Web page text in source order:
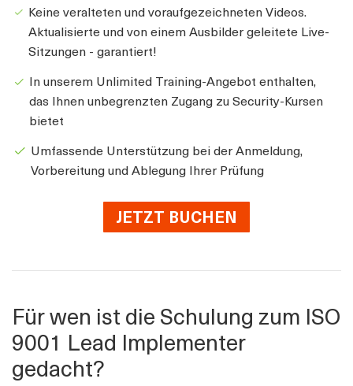
Keine veralteten und voraufgezeichneten Videos.
Aktualisierte und von einem Ausbilder geleitete Live-
Sitzungen - garantiert!
In unserem Unlimited Training-Angebot enthalten,
das Ihnen unbegrenzten Zugang zu Security-Kursen
bietet
Umfassende Unterstützung bei der Anmeldung,
Vorbereitung und Ablegung Ihrer Prüfung
JETZT BUCHEN
Für wen ist die Schulung zum ISO
9001 Lead Implementer
gedacht?